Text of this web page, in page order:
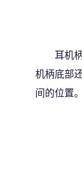
耳机
机柄底部
间的位置。